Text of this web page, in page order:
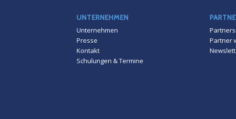
UNTERNEHMEN
Unternehmen
Presse
Kontakt
Schulungen & Termine
Partner